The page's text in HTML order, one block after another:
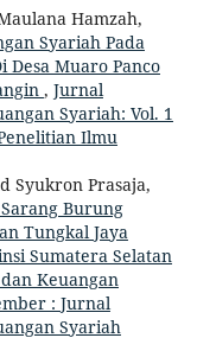
Hamzah,
Syariah Pada
Desa Muaro Panco
, Jurnal
Syariah: Vol. 1
Ilmu
Syukron Prasaja,
Burung
Tungkal Jaya
Sumatera Selatan
Keuangan
: Jurnal
Syariah